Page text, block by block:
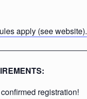
ules apply (see website).
registration!